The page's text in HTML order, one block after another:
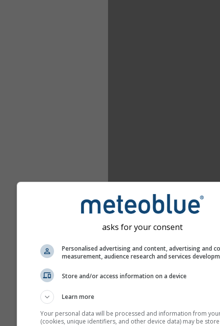
asks for your consent
Personalised advertising and content, advertising and
measurement, audience research and services
Store and/or access information on a device
Learn more
Your personal data will be processed and information from
(cookies, unique identifiers, and other device data) may be